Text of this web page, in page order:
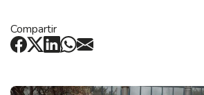
Compartir